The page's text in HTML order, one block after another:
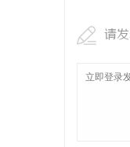
请